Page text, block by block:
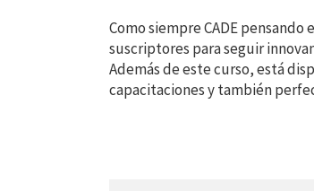
Como siempre CADE
suscriptores para seguir
Además de este curso, está
capacitaciones y también